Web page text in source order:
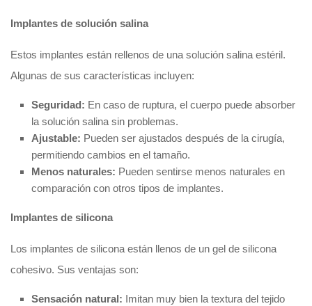
Implantes de solución salina
Estos implantes están rellenos de una solución salina estéril.
Algunas de sus características incluyen:
Seguridad: En caso de ruptura, el cuerpo puede absorber
la solución salina sin problemas.
Ajustable: Pueden ser ajustados después de la cirugía,
permitiendo cambios en el tamaño.
Menos naturales: Pueden sentirse menos naturales en
comparación con otros tipos de implantes.
Implantes de silicona
Los implantes de silicona están llenos de un gel de silicona
cohesivo. Sus ventajas son:
Sensación natural: Imitan muy bien la textura del tejido